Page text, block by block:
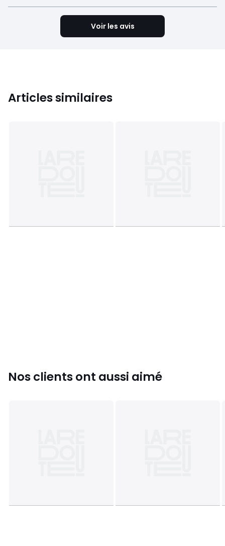
Voir les avis
Articles similaires
Nos clients ont aussi aimé